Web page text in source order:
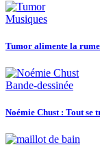
Musiques
Tumor alimente la
Bande-dessinée
Noémie Chust : Tout se